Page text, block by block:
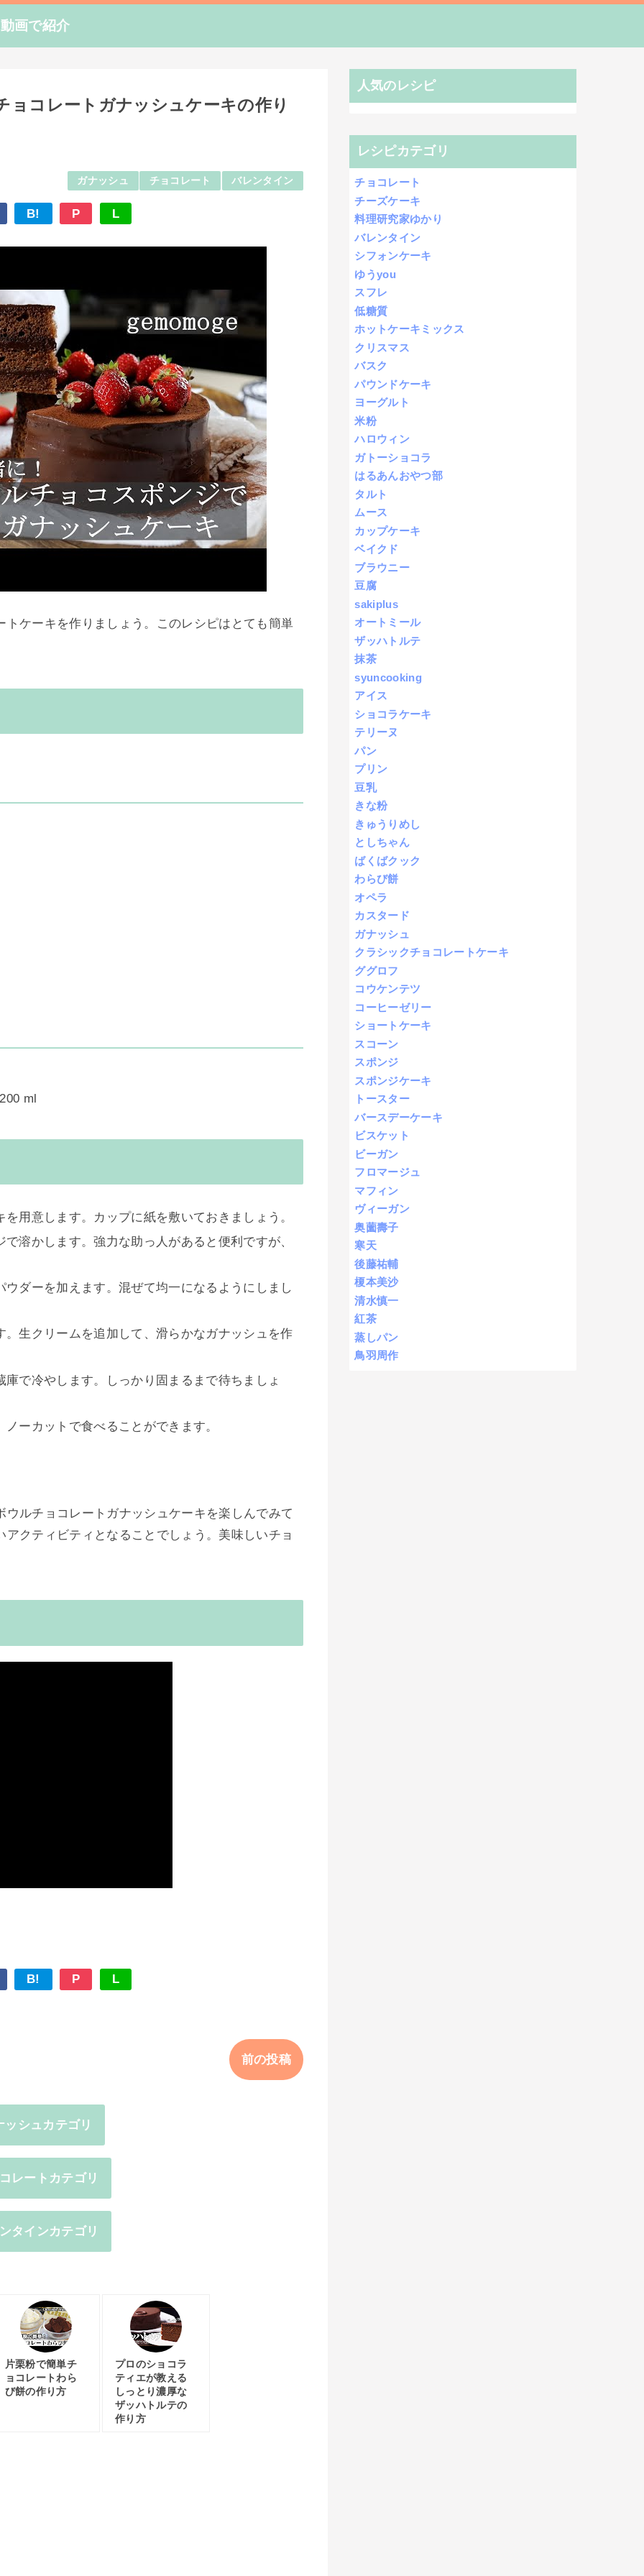
画で紹介
ョコレートガナッシュケーキの作り
ガナッシュ チョコレート バレンタイン
B! P L
ケーキを作りましょう。このレシピはとても簡単
ml
用意します。カップに紙を敷いておきましょう。
溶かします。強力な助っ人があると便利ですが、
ダーを加えます。混ぜて均一になるようにしまし
生クリームを追加して、滑らかなガナッシュを作
で冷やします。しっかり固まるまで待ちましょ
ーカットで食べることができます。
ルチョコレートガナッシュケーキを楽しんでみて
クティビティとなることでしょう。美味しいチョ
B! P L
前の投稿
ッシュカテゴリ
レートカテゴリ
タインカテゴリ
片栗粉で簡単チ
ョコレートわら
び餅の作り方
プロのショコラ
ティエが教える
しっとり濃厚な
ザッハトルテの
作り方
人気のレシピ
レシピカテゴリ
チョコレート
チーズケーキ
料理研究家ゆかり
バレンタイン
シフォンケーキ
ゆうyou
スフレ
低糖質
ホットケーキミックス
クリスマス
バスク
パウンドケーキ
ヨーグルト
米粉
ハロウィン
ガトーショコラ
はるあんおやつ部
タルト
ムース
カップケーキ
ベイクド
ブラウニー
豆腐
sakiplus
オートミール
ザッハトルテ
抹茶
syuncooking
アイス
ショコラケーキ
テリーヌ
パン
プリン
豆乳
きな粉
きゅうりめし
としちゃん
ばくばクック
わらび餅
オペラ
カスタード
ガナッシュ
クラシックチョコレートケーキ
ググロフ
コウケンテツ
コーヒーゼリー
ショートケーキ
スコーン
スポンジ
スポンジケーキ
トースター
バースデーケーキ
ビスケット
ビーガン
フロマージュ
マフィン
ヴィーガン
奥薗壽子
寒天
後藤祐輔
榎本美沙
清水慎一
紅茶
蒸しパン
鳥羽周作